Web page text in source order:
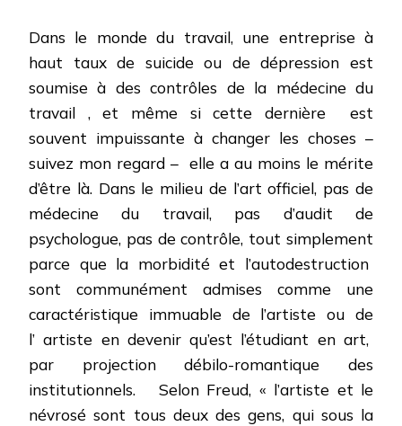
Dans le monde du travail, une entreprise à
haut taux de suicide ou de dépression est
soumise à des contrôles de la médecine du
travail , et même si cette dernière
est
souvent impuissante à changer les choses –
suivez mon regard – elle a au moins le mérite
d’être là. Dans le milieu de l’art officiel, pas de
médecine du travail, pas d’audit de
psychologue, pas de contrôle, tout simplement
parce que la morbidité et l’autodestruction
sont communément admises comme une
caractéristique immuable de l’artiste ou de
l’ artiste en devenir qu’est l’étudiant en art,
par projection débilo-romantique des
institutionnels.
Selon Freud, « l’artiste et le
névrosé sont tous deux des gens, qui sous la